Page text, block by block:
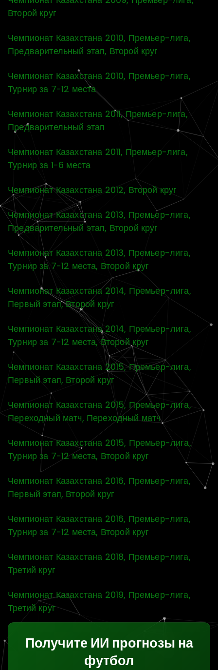
Второй круг
Чемпионат Казахстана 2010, Премьер-лига,
Предварительный этап, Второй круг
Чемпионат Казахстана 2010, Премьер-лига,
Турнир за 7-12 места
Чемпионат Казахстана 2011, Премьер-лига,
Предварительный этап
Чемпионат Казахстана 2011, Премьер-лига,
Турнир за 1-6 места
Чемпионат Казахстана 2012, Второй круг
Чемпионат Казахстана 2013, Премьер-лига,
Предварительный этап, Второй круг
Чемпионат Казахстана 2013, Премьер-лига,
Турнир за 7-12 места, Второй круг
Чемпионат Казахстана 2014, Премьер-лига,
Первый этап, Второй круг
Чемпионат Казахстана 2014, Премьер-лига,
Турнир за 7-12 места, Второй круг
Чемпионат Казахстана 2015, Премьер-лига,
Первый этап, Второй круг
Чемпионат Казахстана 2015, Премьер-лига,
Переходный матч, Переходный матч
Чемпионат Казахстана 2015, Премьер-лига,
Турнир за 7-12 места, Второй круг
Чемпионат Казахстана 2016, Премьер-лига,
Первый этап, Второй круг
Чемпионат Казахстана 2016, Премьер-лига,
Турнир за 7-12 места, Второй круг
Чемпионат Казахстана 2018, Премьер-лига,
Третий круг
Чемпионат Казахстана 2019, Премьер-лига,
Третий круг
Получите ИИ прогнозы на
футбол